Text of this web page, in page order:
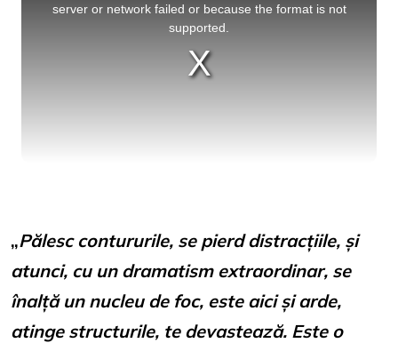
server or network failed or because the format is not
supported.
„Pălesc contururile, se pierd distracțiile, și
atunci, cu un dramatism extraordinar, se
înalță un nucleu de foc, este aici și arde,
atinge structurile, te devastează. Este o